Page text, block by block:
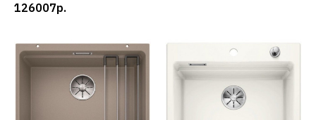
нерж. сталь
126007р.